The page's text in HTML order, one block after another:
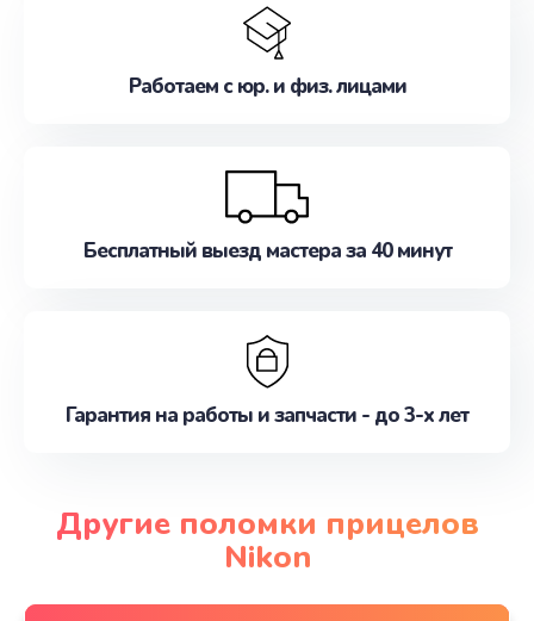
Работаем с юр. и физ. лицами
Бесплатный выезд мастера за 40 минут
Гарантия на работы и запчасти - до 3-х лет
Другие поломки прицелов
Nikon